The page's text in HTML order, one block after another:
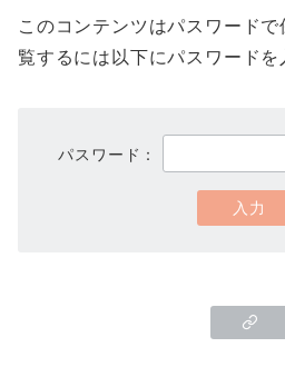
このコンテンツはパスワード
覧するには以下にパスワードを
パスワード：